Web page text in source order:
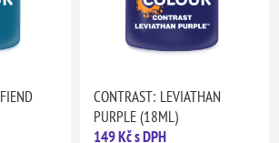
CONTRAST: LEVIATHAN
PURPLE (18ML)
149 Kč s DPH